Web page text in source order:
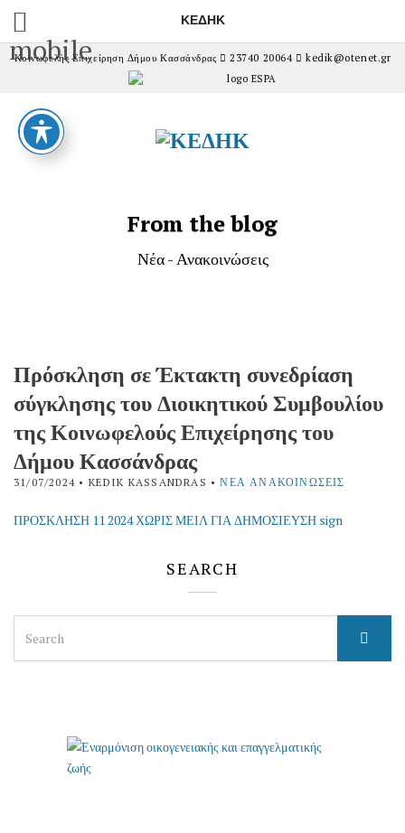
mobile
ΚΕΔΗΚ
Κοινωφελής Επιχείρηση Δήμου Κασσάνδρας 23740 20064 kedik@otenet.gr
From the blog
Νέα - Ανακοινώσεις
Πρόσκληση σε Έκτακτη συνεδρίαση
σύγκλησης του Διοικητικού Συμβουλίου
της Κοινωφελούς Επιχείρησης του
Δήμου Κασσάνδρας
31/07/2024 • KEDIK KASSANDRAS •ΝΈΑ ΑΝΑΚΟΙΝΏΣΕΙΣ
ΠΡΟΣΚΛΗΣΗ 11 2024 ΧΩΡΙΣ ΜΕΙΛ ΓΙΑ ΔΗΜΟΣΙΕΥΣΗ sign
SEARCH
for: